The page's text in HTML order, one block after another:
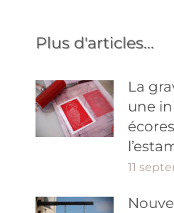
Plus d'articles...
La
une
11